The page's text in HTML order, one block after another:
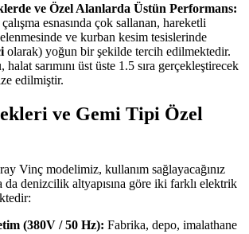
ve Özel Alanlarda Üstün Performans:
çalışma esnasında çok sallanan, hareketli
ve kurban kesim tesislerinde
olarak) yoğun bir şekilde tercih edilmektedir.
sarımını üst üste 1.5 sıra gerçekleştirecek
edilmiştir.
ve Gemi Tipi Özel
Vinç modelimiz, kullanım sağlayacağınız
da denizcilik altyapısına göre iki farklı elektrik
(380V / 50 Hz): Fabrika, depo, imalathane